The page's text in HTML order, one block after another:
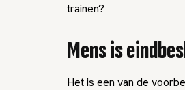
trainen?
Mens is
Het is een van de